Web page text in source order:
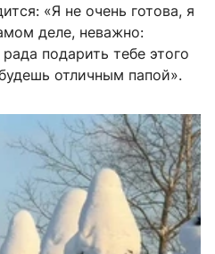
«Я не очень готова, я
деле, неважно:
подарить тебе этого
отличным папой».